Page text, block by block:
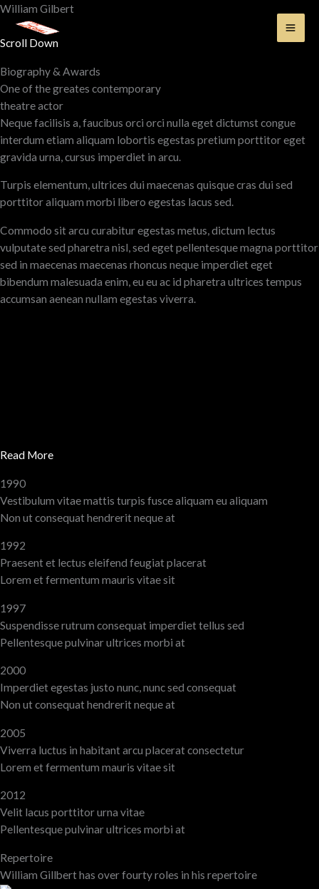
Skip
content
William Gilbert
Scroll Down
Biography & Awards
One of the greates contemporary
theatre actor
Neque facilisis a, faucibus orci orci nulla eget dictumst congue
interdum etiam aliquam lobortis egestas pretium porttitor eget
gravida urna, cursus imperdiet in arcu.
Turpis elementum, ultrices dui maecenas quisque cras dui sed
porttitor aliquam morbi libero egestas lacus sed.
Commodo sit arcu curabitur egestas metus, dictum lectus
vulputate sed pharetra nisl, sed eget pellentesque magna porttitor
sed in maecenas maecenas rhoncus neque imperdiet eget
bibendum malesuada enim, eu eu ac id pharetra ultrices tempus
accumsan aenean nullam egestas viverra.
Read More
1990
Vestibulum vitae mattis turpis fusce aliquam eu aliquam
Non ut consequat hendrerit neque at
1992
Praesent et lectus eleifend feugiat placerat
Lorem et fermentum mauris vitae sit
1997
Suspendisse rutrum consequat imperdiet tellus sed
Pellentesque pulvinar ultrices morbi at
2000
Imperdiet egestas justo nunc, nunc sed consequat
Non ut consequat hendrerit neque at
2005
Viverra luctus in habitant arcu placerat consectetur
Lorem et fermentum mauris vitae sit
2012
Velit lacus porttitor urna vitae
Pellentesque pulvinar ultrices morbi at
Repertoire
William Gillbert has over fourty roles in his repertoire